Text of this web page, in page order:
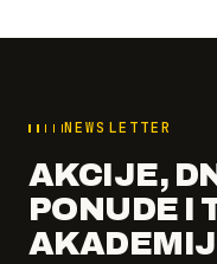
NEWSLETTER
AKCIJE,
PONUDE I